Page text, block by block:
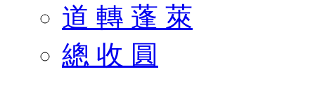
道 轉 蓬 萊
總 收 圓